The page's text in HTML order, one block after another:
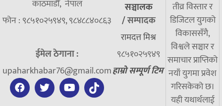
काठमाडौँ, नेपाल
फोन : ९८५१०२५९४९, ९८४८८४०८६३
ईमेल ठेगाना :
upaharkhabar76@gmail.com
सञ्चालक
/सम्पादक
रामदत्त मिश्र
९८५१०२५९४९
हाम्रो सम्पूर्ण टिम
तीव्र विस्तार र
डिजिटल युगको
विकाससँगै,
विश्वले सञ्चार र
समाचार प्राप्तिको
नयाँ युगमा प्रवेश
गरिसकेको छ।
यही यथार्थलाई